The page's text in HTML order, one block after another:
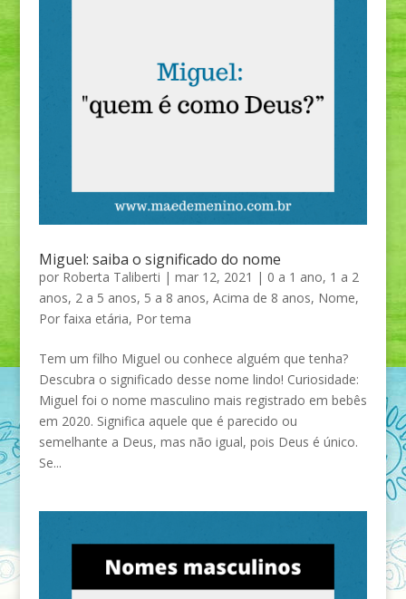
Miguel: saiba o significado do nome
por Roberta Taliberti | mar 12, 2021 | 0 a 1 ano, 1 a 2
anos, 2 a 5 anos, 5 a 8 anos, Acima de 8 anos, Nome,
Por faixa etária, Por tema
Tem um filho Miguel ou conhece alguém que tenha?
Descubra o significado desse nome lindo! Curiosidade:
Miguel foi o nome masculino mais registrado em bebês
em 2020. Significa aquele que é parecido ou
semelhante a Deus, mas não igual, pois Deus é único.
Se...